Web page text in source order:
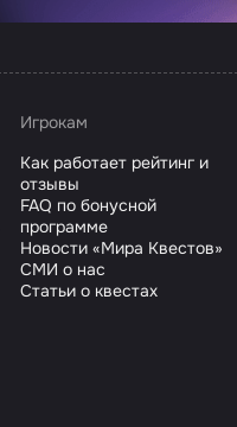
Игрокам
Как работает рейтинг и
отзывы
FAQ по бонусной
программе
Новости «Мира Квестов»
СМИ о нас
Статьи о квестах